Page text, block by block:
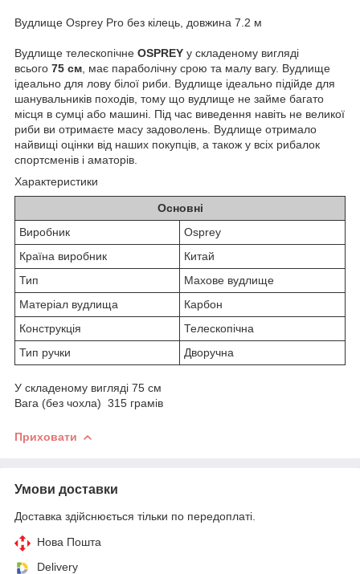
Вудлище Osprey Pro без кілець, довжина 7.2 м
Вудлище телескопічне OSPREY у складеному вигляді
всього 75 см , має параболічну срою та малу вагу. Вудлище
ідеально для лову білої риби. Вудлище ідеально підійде для
шанувальників походів, тому що вудлище не займе багато
місця в сумці або машині. Під час виведення навіть не великої
риби ви отримаєте масу задоволень. Вудлище отримало
найвищі оцінки від наших покупців, а також у всіх рибалок
спортсменів і аматорів.
Характеристики
Основні
Виробник
Osprey
Країна виробник
Китай
Тип
Махове вудлище
Матеріал вудлища
Карбон
Конструкція
Телескопічна
Тип ручки
Дворучна
У складеному вигляді 75 см
Вага (без чохла) 315 грамів
Приховати
Умови доставки
Доставка здійснюється тільки по передоплаті.
Нова Пошта
Delivery